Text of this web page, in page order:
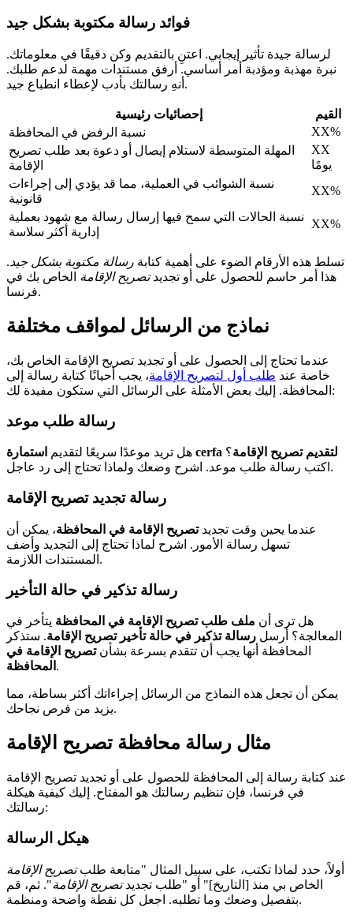
فوائد رسالة مكتوبة بشكل جيد
لرسالة جيدة تأثير إيجابي. اعتنِ بالتقديم وكن دقيقًا في معلوماتك.
نبرة مهذبة ومؤدبة أمر أساسي. أرفق مستندات مهمة لدعم طلبك.
أنهِ رسالتك بأدب لإعطاء انطباع جيد.
إحصائيات رئيسية
القيم
نسبة الرفض في المحافظة
XX%
المهلة المتوسطة لاستلام إيصال أو دعوة بعد طلب تصريح
الإقامة
XX
يومًا
نسبة الشوائب في العملية، مما قد يؤدي إلى إجراءات
قانونية
XX%
نسبة الحالات التي سمح فيها إرسال رسالة مع شهود بعملية
إدارية أكثر سلاسة
XX%
تسلط هذه الأرقام الضوء على أهمية كتابة رسالة مكتوبة بشكل جيد.
هذا أمر حاسم للحصول على أو تجديدتصريح الإقامة الخاص بك في
فرنسا.
نماذج من الرسائل لمواقف مختلفة
عندما تحتاج إلى الحصول على أو تجديد تصريح الإقامة الخاص بك،
خاصة عند طلب أول لتصريح الإقامة، يجب أحيانًا كتابة رسالة إلى
المحافظة. إليك بعض الأمثلة على الرسائل التي ستكون مفيدة لك:
رسالة طلب موعد
هل تريد موعدًا سريعًا لتقديم استمارة cerfa لتقديم تصريح الإقامة؟
اكتب رسالة طلب موعد. اشرح وضعك ولماذا تحتاج إلى رد عاجل.
رسالة تجديد تصريح الإقامة
عندما يحين وقت تجديدتصريح الإقامة في المحافظة، يمكن أن
تسهل رسالة الأمور. اشرح لماذا تحتاج إلى التجديد وأضف
المستندات اللازمة.
رسالة تذكير في حالة التأخير
هل ترى أن ملف طلب تصريح الإقامة في المحافظة يتأخر في
المعالجة؟ أرسل رسالة تذكير في حالة تأخير تصريح الإقامة. ستذكر
المحافظة أنها يجب أن تتقدم بسرعة بشأنتصريح الإقامة في
المحافظة .
يمكن أن تجعل هذه النماذج من الرسائل إجراءاتك أكثر بساطة، مما
يزيد من فرص نجاحك.
مثال رسالة محافظة تصريح الإقامة
عند كتابة رسالة إلى المحافظة للحصول على أو تجديد تصريح الإقامة
في فرنسا، فإن تنظيم رسالتك هو المفتاح. إليك كيفية هيكلة
رسالتك:
هيكل الرسالة
أولاً، حدد لماذا تكتب، على سبيل المثال "متابعة طلبتصريح الإقامة
الخاص بي منذ [التاريخ]" أو "طلب تجديدتصريح الإقامة". ثم، قم
بتفصيل وضعك وما تطلبه. اجعل كل نقطة واضحة ومنظمة.